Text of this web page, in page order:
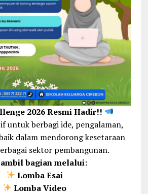
2026 Resmi Hadir!!
untuk berbagi ide, pengalaman,
dalam mendorong kesetaraan
sektor pembangunan.
bagian melalui:
Lomba Esai
Lomba Video